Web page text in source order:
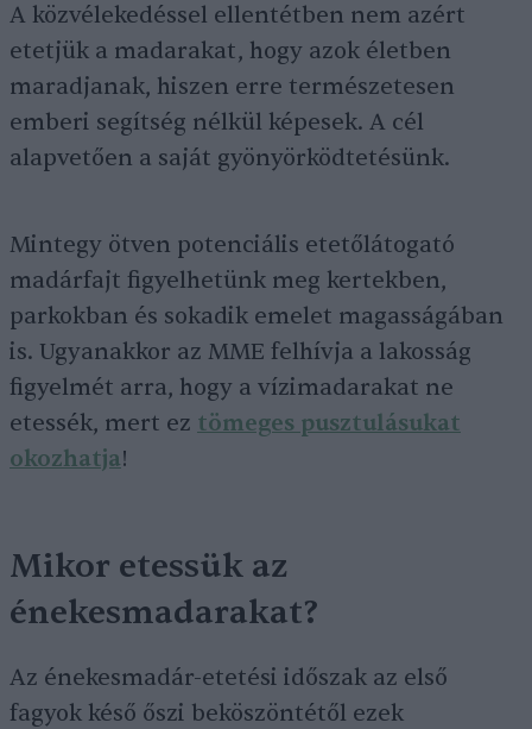
A közvélekedéssel ellentétben nem azért
etetjük a madarakat, hogy azok életben
maradjanak, hiszen erre természetesen
emberi segítség nélkül képesek. A cél
alapvetően a saját gyönyörködtetésünk.
Mintegy ötven potenciális etetőlátogató
madárfajt figyelhetünk meg kertekben,
parkokban és sokadik emelet magasságában
is. Ugyanakkor az MME felhívja a lakosság
figyelmét arra, hogy a vízimadarakat ne
etessék, mert ez tömeges pusztulásukat
okozhatja!
Mikor etessük az
énekesmadarakat?
Az énekesmadár-etetési időszak az első
fagyok késő őszi beköszöntétől ezek